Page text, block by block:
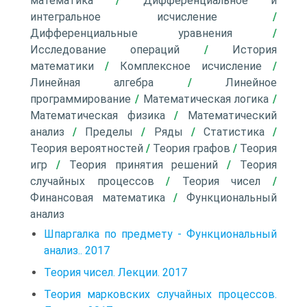
интегральное исчисление /
Дифференциальные уравнения /
Исследование операций / История
математики / Комплексное исчисление /
Линейная алгебра /Линейное
программирование / Математическая логика /
Математическая физика/ Математический
анализ / Пределы / Ряды / Статистика/
Теория вероятностей / Теория графов / Теория
игр / Теория принятия решений / Теория
случайных процессов / Теория чисел /
Финансовая математика/Функциональный
анализ
Шпаргалка по предмету - Функциональный
анализ.. 2017
Теория чисел. Лекции. 2017
Теория марковских случайных процессов.